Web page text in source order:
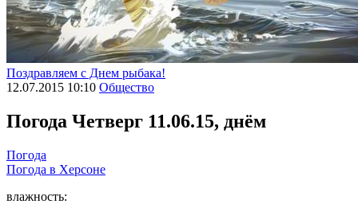
Поздравляем с Днем рыбака!
12.07.2015 10:10 Общество
Погода Четверг 11.06.15, днём
Погода
Погода в Херсоне
влажность: